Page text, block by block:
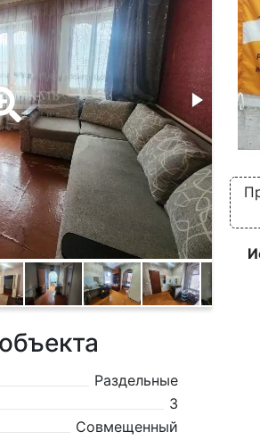
Раздельные
3
Совмещенный